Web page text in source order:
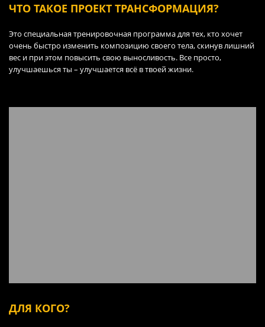
ЧТО ТАКОЕ ПРОЕКТ ТРАНСФОРМАЦИЯ?
Это специальная тренировочная программа для тех, кто хочет
очень быстро изменить композицию своего тела, скинув лишний
вес и при этом повысить свою выносливость. Все просто,
улучшаешься ты – улучшается всё в твоей жизни.
ДЛЯ КОГО?